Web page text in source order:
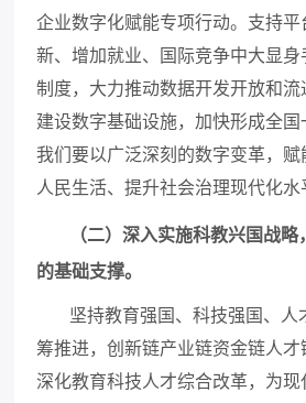
企业数字化赋能专项行动。支持平
新、增加就业、国际竞争中大显
制度，大力推动数据开发开放和
建设数字基础设施，加快形成全国
我们要以广泛深刻的数字变革，
人民生活、提升社会治理现代化水
（二）深入实施科教兴国战
的基础支撑。
坚持教育强国、科技强国、人
筹推进，创新链产业链资金链人才
深化教育科技人才综合改革，为